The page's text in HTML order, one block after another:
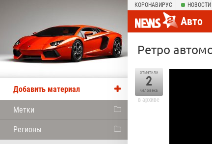
КОРОНАВИРУС НОВОСТИ
Авто
Ретро
отметили
2
человека
в архиве
Добавить материал
Метки
Регионы